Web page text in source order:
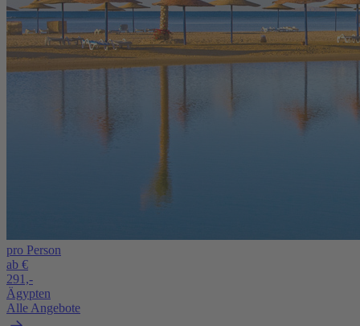
pro Person
ab €
291,-
Ägypten
Alle Angebote